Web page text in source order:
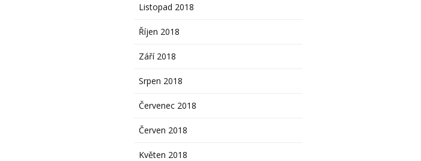
Listopad 2018
Říjen 2018
Září 2018
Srpen 2018
Červenec 2018
Červen 2018
Květen 2018